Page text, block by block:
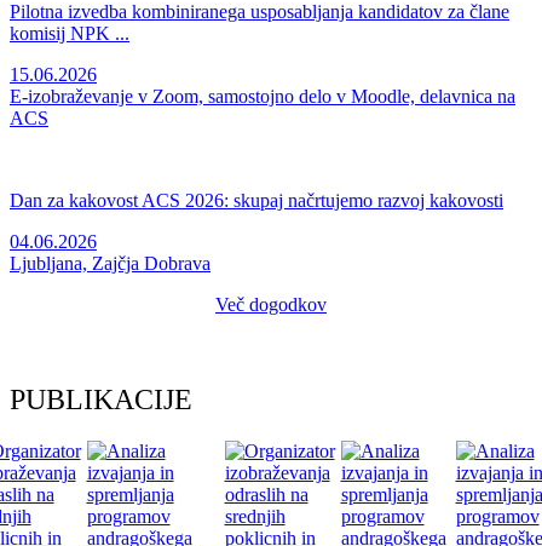
Pilotna izvedba kombiniranega usposabljanja kandidatov za člane
komisij NPK ...
15.06.2026
E-izobraževanje v Zoom, samostojno delo v Moodle, delavnica na
ACS
Dan za kakovost ACS 2026: skupaj načrtujemo razvoj kakovosti
04.06.2026
Ljubljana, Zajčja Dobrava
Več dogodkov
PUBLIKACIJE